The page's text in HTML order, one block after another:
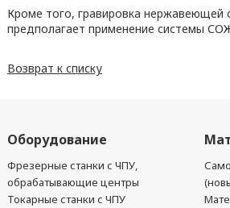
Кроме того, гравировка нержавеющей
предполагает применение системы
Возврат к списку
Оборудование
Фрезерные станки с ЧПУ,
обрабатывающие центры
Токарные станки с ЧПУ